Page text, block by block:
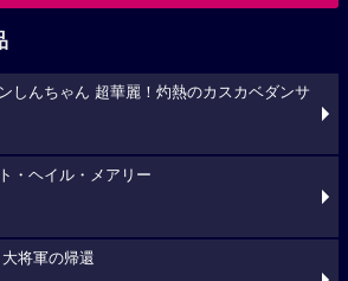
しんちゃん 超華麗！灼熱のカスカベダンサ
・ヘイル・メアリー
将軍の帰還